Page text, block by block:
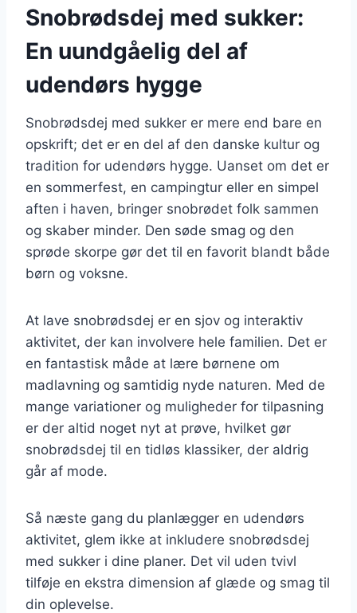
Snobrødsdej med sukker:
En uundgåelig del af
udendørs hygge
Snobrødsdej med sukker er mere end bare en
opskrift; det er en del af den danske kultur og
tradition for udendørs hygge. Uanset om det er
en sommerfest, en campingtur eller en simpel
aften i haven, bringer snobrødet folk sammen
og skaber minder. Den søde smag og den
sprøde skorpe gør det til en favorit blandt både
børn og voksne.
At lave snobrødsdej er en sjov og interaktiv
aktivitet, der kan involvere hele familien. Det er
en fantastisk måde at lære børnene om
madlavning og samtidig nyde naturen. Med de
mange variationer og muligheder for tilpasning
er der altid noget nyt at prøve, hvilket gør
snobrødsdej til en tidløs klassiker, der aldrig
går af mode.
Så næste gang du planlægger en udendørs
aktivitet, glem ikke at inkludere snobrødsdej
med sukker i dine planer. Det vil uden tvivl
tilføje en ekstra dimension af glæde og smag til
din oplevelse.